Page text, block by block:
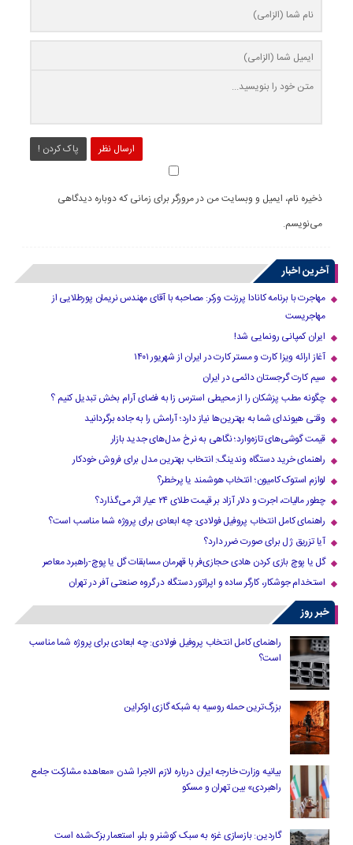
ارسال نظر پاک کردن !
ذخیره نام، ایمیل و وبسایت من در مرورگر برای زمانی که دوباره دیدگاهی
می‌نویسم.
آخرین اخبار
مهاجرت با برنامه کانادا پرزنت ورکر: مصاحبه با آقای مهندس نریمان پورطلایی از
مهاجریست
ایران کمپانی رونمایی شد!
آغاز ارائه ویزا کارت و مستر کارت در ایران از شهریور ۱۴۰۱
سیم کارت گرجستان دائمی در ایران
چگونه مطب پزشکان را از محیطی استرس زا به فضای آرام بخش تبدیل کنیم ؟
وقتی هیوندای شما به بهترین‌ها نیاز دارد؛ آرامش را به جاده برگردانید
قیمت گوشی‌های تازه‌وارد؛ نگاهی به نرخ مدل‌های جدید بازار
راهنمای خرید دستگاه وندینگ: انتخاب بهترین مدل برای فروش خودکار
لوازم استوک کامیون؛ انتخاب هوشمند یا پرخطر؟
چطور مالیات، اجرت و دلار آزاد بر قیمت طلای ۲۴ عیار اثر می‌گذارد؟
راهنمای کامل انتخاب پروفیل فولادی: چه ابعادی برای پروژه شما مناسب است؟
آیا تزریق ژل برای صورت ضرر دارد​؟
گل یا پوچ بازی کردن هادی حجازی‌فر با قهرمان مسابقات گل یا پوچ-راهبرد معاصر
استخدام جوشکار، کارگر ساده و اپراتور دستگاه در گروه صنعتی آفر در تهران
خبر روز
راهنمای کامل انتخاب پروفیل فولادی: چه ابعادی برای پروژه شما مناسب
است؟
بزرگ‌ترین حمله روسیه به شبکه گازی اوکراین
بیانیه وزارت خارجه ایران درباره لازم‌ الاجرا شدن «معاهده مشارکت جامع
راهبردی» بین تهران و مسکو
گاردین: بازسازی غزه به سبک کوشنر و بلر، استعمار بزک‌شده است